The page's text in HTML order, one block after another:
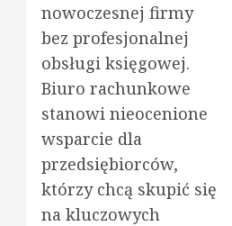
nowoczesnej firmy
bez profesjonalnej
obsługi księgowej.
Biuro rachunkowe
stanowi nieocenione
wsparcie dla
przedsiębiorców,
którzy chcą skupić się
na kluczowych